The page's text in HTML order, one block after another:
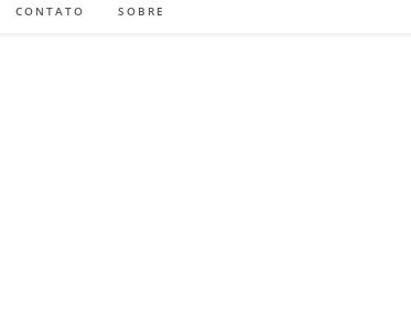
CONTATO SOBRE